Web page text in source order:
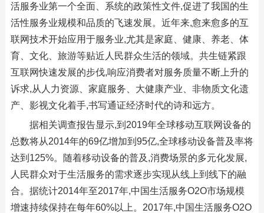
活服务业第一个全面、系统的政策性文件,促进了我国的生
活性服务业规模和品质的飞速发展。近年来,愈来愈多的互
联网技术开始应用于服务业,尤其是家庭、健康、养老、体
育、文化、旅游等贴近人民群众生活的领域。共生链紧跟
互联网快速发展的步伐,响应消费者对服务质量不断上升的
诉求,从人力资源、家庭服务、大健康产业、非物质文化遗
产、影视文化着手,书写通证经济时代的诗和远方。
据相关调查报告显示,到2019年全球移动互联网设备的
总数将从2014年的69亿增加到95亿,全球移动设备普及率将
达到125%。随着移动设备的普及,消费场景的多元化发展,
人民群众对于生活服务的需求逐步实现从线上到线下的融
合。据统计2014年至2017年,中国生活服务O2O市场规模
增速持续保持在每年60%以上。2017年,中国生活服务O2O